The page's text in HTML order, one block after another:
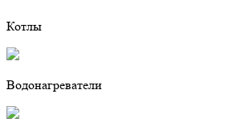
Котлы
Водонагреватели